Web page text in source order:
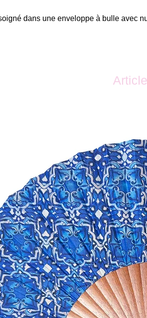
dans une enveloppe à bulle avec